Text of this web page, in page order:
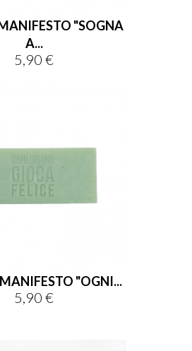
"SOGNA
A...
Prezzo
5,90 €
"OGNI...
Prezzo
5,90 €